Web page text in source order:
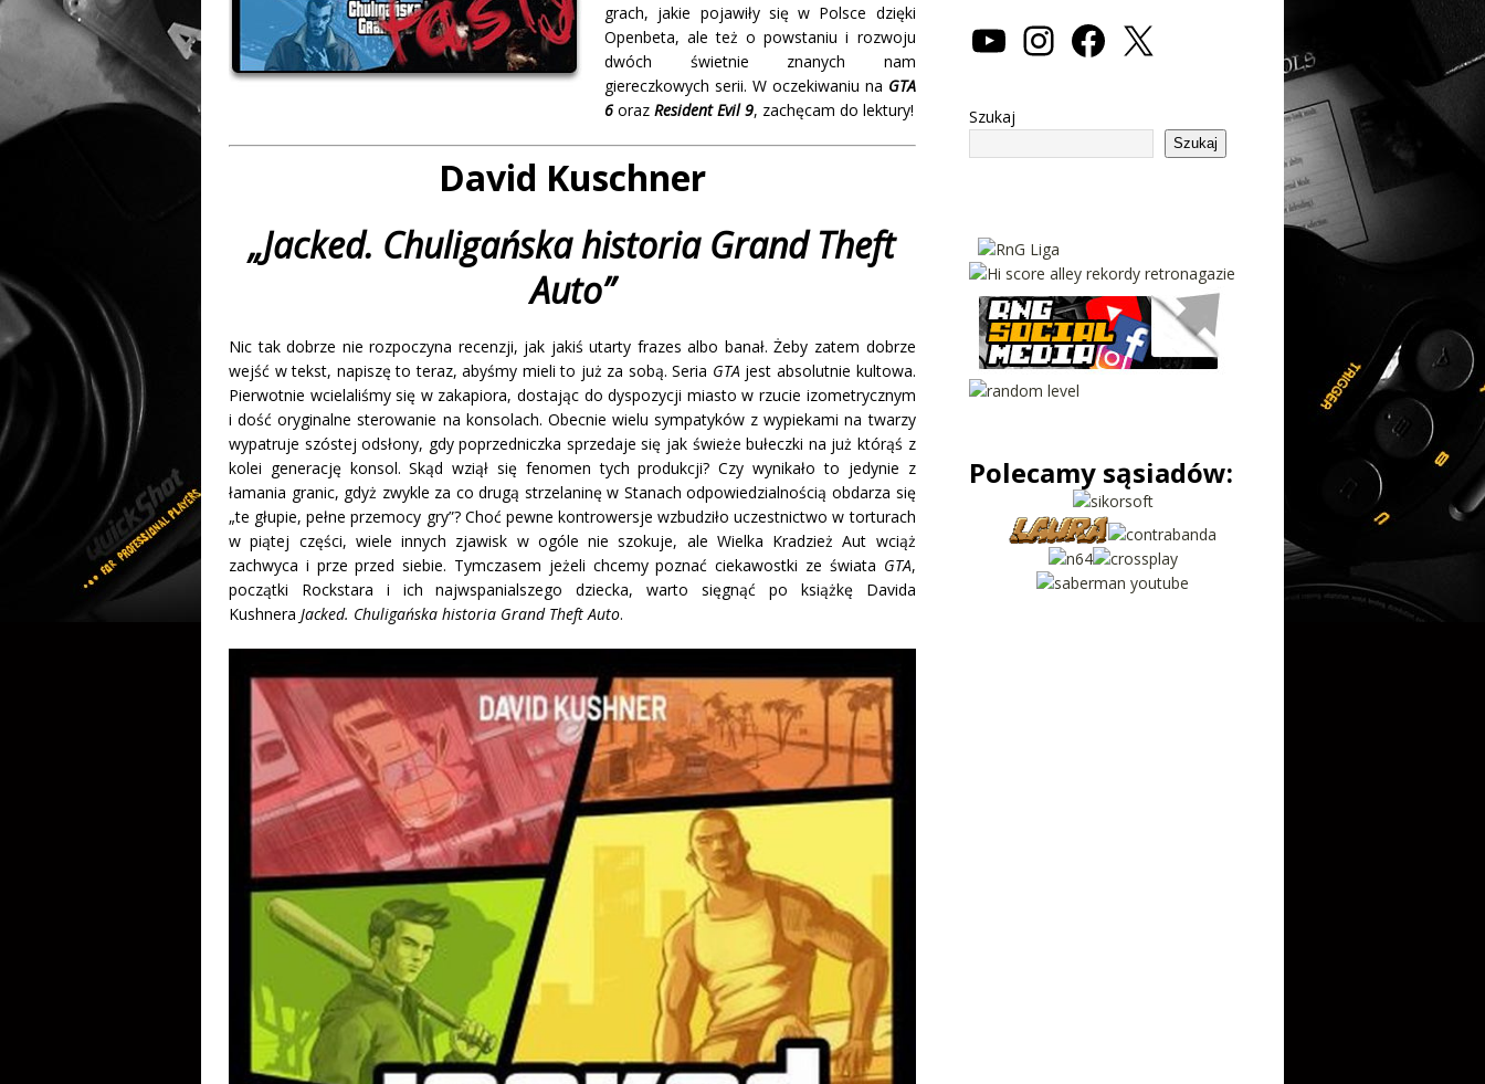
grach, jakie pojawiły się w Polsce dzięki
Openbeta, ale też o powstaniu i rozwoju
dwóch świetnie znanych nam
giereczkowych serii. W oczekiwaniu na GTA
6 oraz Resident Evil 9, zachęcam do lektury!
David Kuschner
„Jacked. Chuligańska historia Grand Theft
Auto”
Nic tak dobrze nie rozpoczyna recenzji, jak jakiś utarty frazes albo banał. Żeby zatem dobrze
wejść w tekst, napiszę to teraz, abyśmy mieli to już za sobą. Seria GTA jest absolutnie kultowa.
Pierwotnie wcielaliśmy się w zakapiora, dostając do dyspozycji miasto w rzucie izometrycznym
i dość oryginalne sterowanie na konsolach. Obecnie wielu sympatyków z wypiekami na twarzy
wypatruje szóstej odsłony, gdy poprzedniczka sprzedaje się jak świeże bułeczki na już którąś z
kolei generację konsol. Skąd wziął się fenomen tych produkcji? Czy wynikało to jedynie z
łamania granic, gdyż zwykle za co drugą strzelaninę w Stanach odpowiedzialnością obdarza się
„te głupie, pełne przemocy gry”? Choć pewne kontrowersje wzbudziło uczestnictwo w torturach
w piątej części, wiele innych zjawisk w ogóle nie szokuje, ale Wielka Kradzież Aut wciąż
zachwyca i prze przed siebie. Tymczasem jeżeli chcemy poznać ciekawostki ze świata GTA,
początki Rockstara i ich najwspanialszego dziecka, warto sięgnąć po książkę Davida
Kushnera Jacked. Chuligańska historia Grand Theft Auto.
Szukaj
Szukaj
Polecamy sąsiadów: